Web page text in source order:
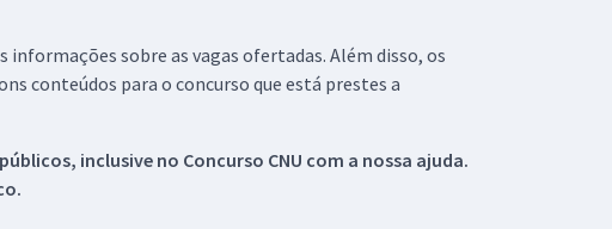
informações sobre as vagas ofertadas. Além disso, os
conteúdos para o concurso que está prestes a
inclusive no Concurso CNU com a nossa ajuda.